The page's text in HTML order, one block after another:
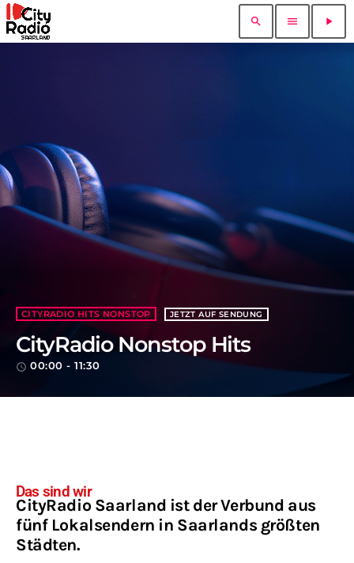
search menu play_arrow
CITYRADIO HITS NONSTOP JETZT AUF SENDUNG
CityRadio Nonstop Hits
access_time 00:00 - 11:30
Das sind wir
CityRadio Saarland ist der Verbund aus
fünf Lokalsendern in Saarlands größten
Städten.